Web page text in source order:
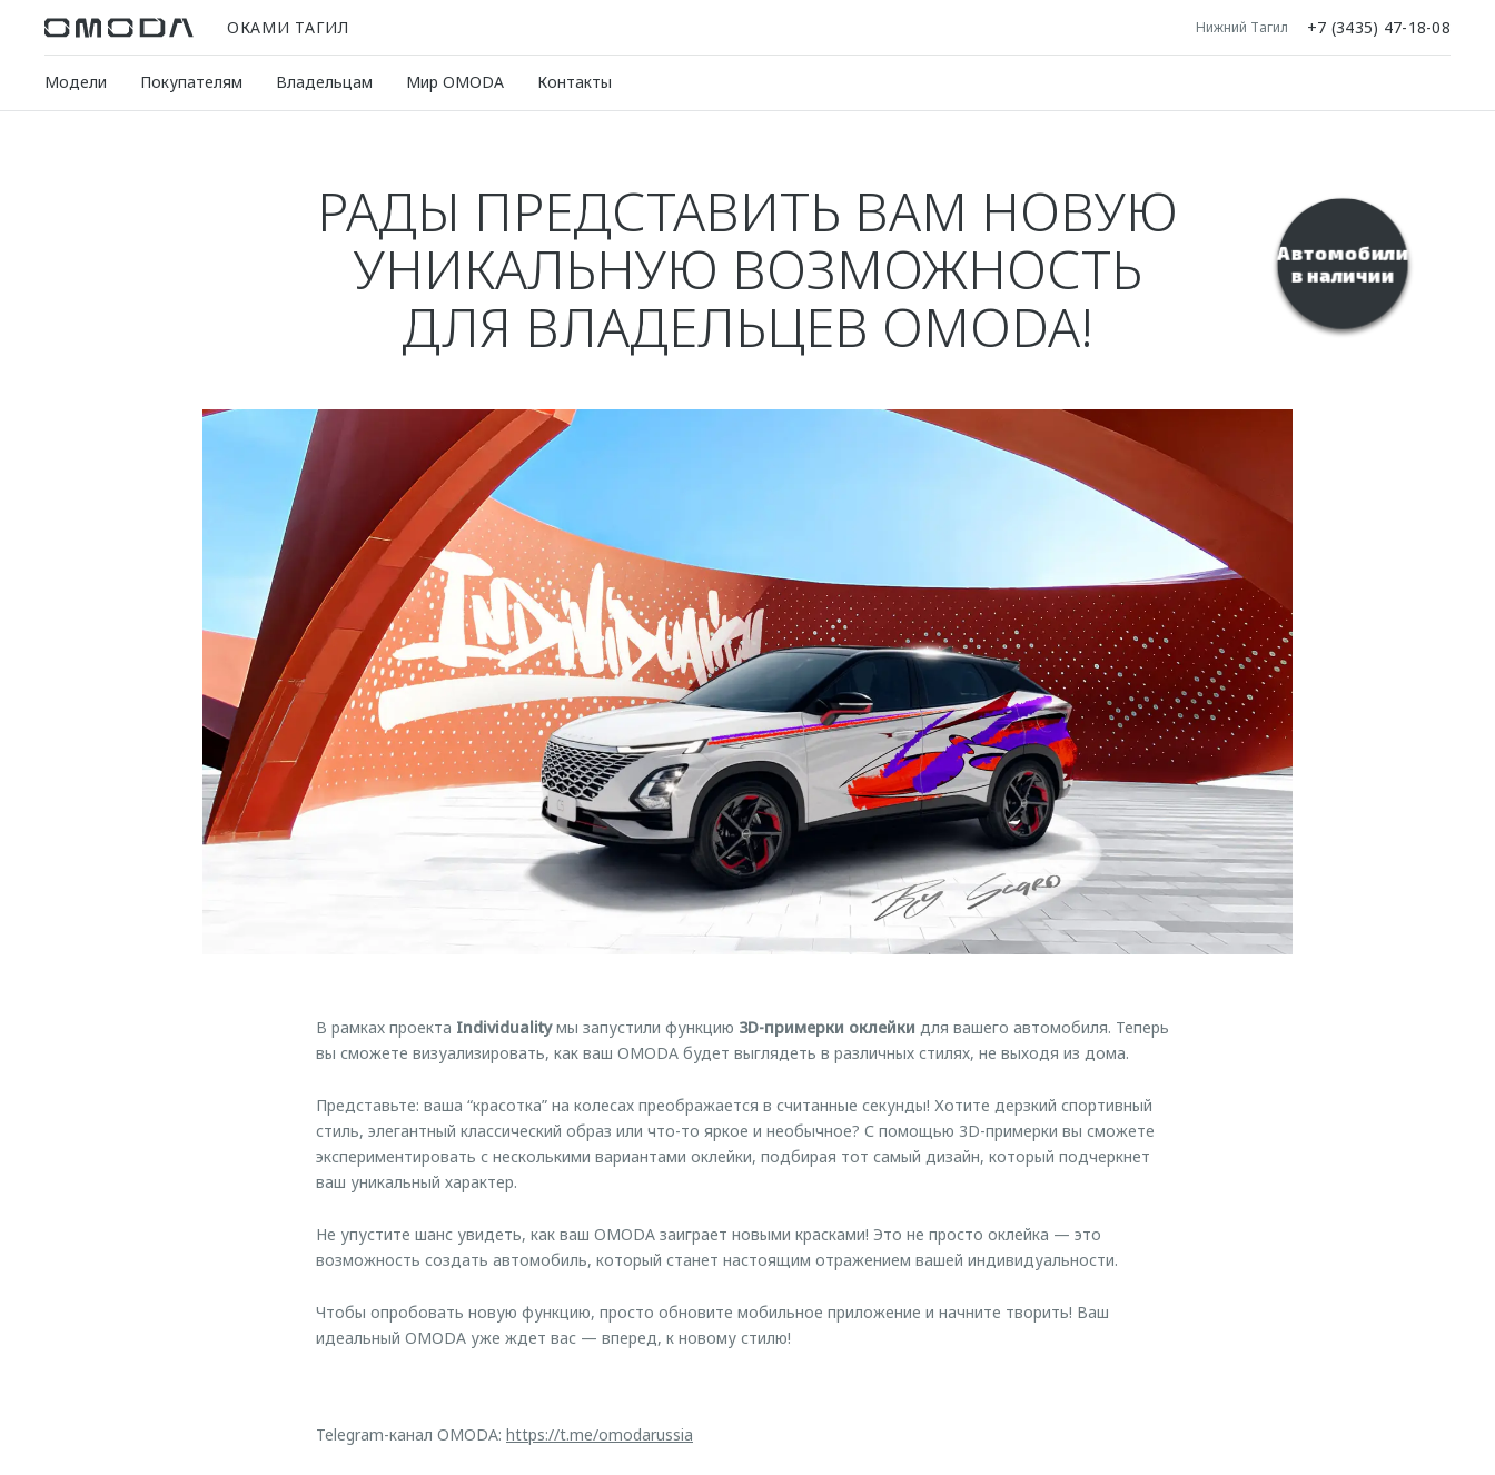
ОКАМИ ТАГИЛ Нижний Тагил +7 (3435) 47-18-08
Модели Покупателям Владельцам Мир OMODA Контакты
РАДЫ ПРЕДСТАВИТЬ ВАМ НОВУЮ
УНИКАЛЬНУЮ ВОЗМОЖНОСТЬ
ДЛЯ ВЛАДЕЛЬЦЕВ OMODA!
В рамках проекта Individualityмы запустили функцию 3D-примерки оклейки для вашего автомобиля. Теперь
вы сможете визуализировать, как ваш OMODA будет выглядеть в различных стилях, не выходя из дома.
Представьте: ваша “красотка” на колесах преображается в считанные секунды! Хотите дерзкий спортивный
стиль, элегантный классический образ или что-то яркое и необычное? С помощью 3D-примерки вы сможете
экспериментировать с несколькими вариантами оклейки, подбирая тот самый дизайн, который подчеркнет
ваш уникальный характер.
Не упустите шанс увидеть, как ваш OMODA заиграет новыми красками! Это не просто оклейка — это
возможность создать автомобиль, который станет настоящим отражением вашей индивидуальности.
Чтобы опробовать новую функцию, просто обновите мобильное приложение и начните творить! Ваш
идеальный OMODA уже ждет вас — вперед, к новому стилю!
Telegram-канал OMODA: https://t.me/omodarussia
Автомобили
в наличии